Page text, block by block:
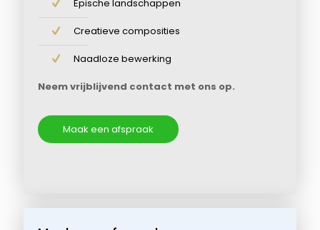
Epische landschappen
Creatieve composities
Naadloze bewerking
Neem vrijblijvend contact met ons op.
Maak een afspraak